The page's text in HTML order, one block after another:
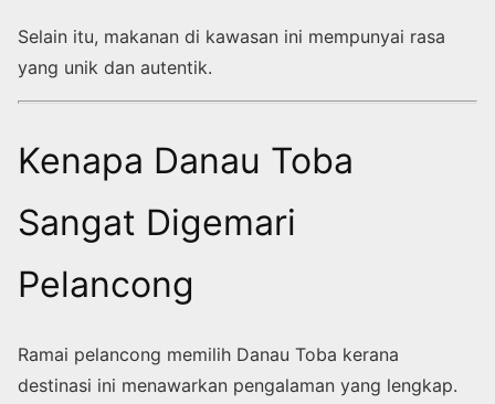
Selain itu, makanan di kawasan ini mempunyai rasa
yang unik dan autentik.
Kenapa Danau Toba
Sangat Digemari
Pelancong
Ramai pelancong memilih Danau Toba kerana
destinasi ini menawarkan pengalaman yang lengkap.